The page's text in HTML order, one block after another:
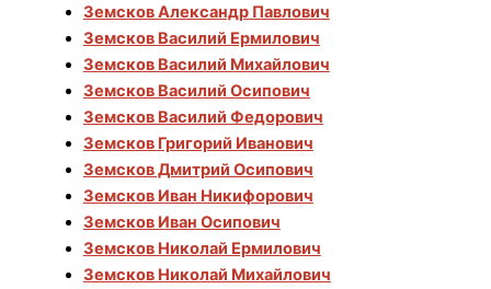
Земсков Александр Павлович
Земсков Василий Ермилович
Земсков Василий Михайлович
Земсков Василий Осипович
Земсков Василий Федорович
Земсков Григорий Иванович
Земсков Дмитрий Осипович
Земсков Иван Никифорович
Земсков Иван Осипович
Земсков Николай Ермилович
Земсков Николай Михайлович